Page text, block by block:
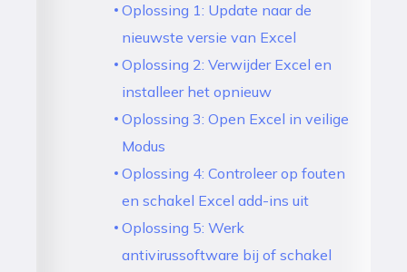
Oplossing 1: Update naar de
nieuwste versie van Excel
Oplossing 2: Verwijder Excel en
installeer het opnieuw
Oplossing 3: Open Excel in veilige
Modus
Oplossing 4: Controleer op fouten
en schakel Excel add-ins uit
Oplossing 5: Werk
antivirussoftware bij of schakel